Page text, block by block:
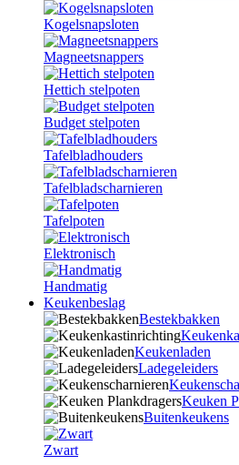
Kogelsnapsloten
Magneetsnappers
Hettich stelpoten
Budget stelpoten
Tafelbladhouders
Tafelbladscharnieren
Tafelpoten
Elektronisch
Handmatig
Keukenbeslag
Bestekbakken
Keukenladen
Ladegeleiders
Keuken
Buitenkeukens
Zwart